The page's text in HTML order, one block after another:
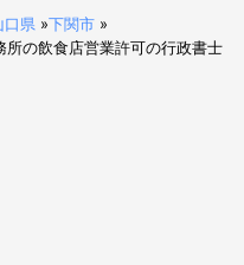
峰町
吉野ヶ里町
多久市
江北町
口県 »下関市 »
所の飲食店営業許可の行政書士